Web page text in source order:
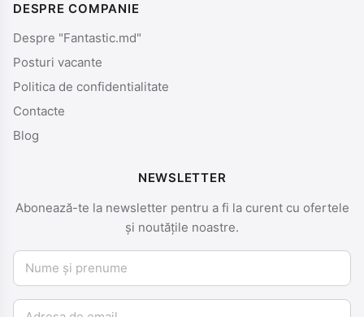
DESPRE COMPANIE
Despre "Fantastic.md"
Posturi vacante
Politica de confidentialitate
Contacte
Blog
NEWSLETTER
Abonează-te la newsletter pentru a fi la curent cu ofertele
și noutățile noastre.
Nume și prenume
Email